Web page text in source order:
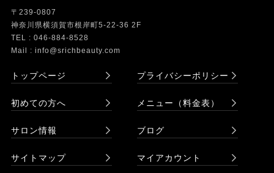
〒239-0807
神奈川県横須賀市根岸町5-22-36 2F
TEL : 046-884-8528
Mail : info@srichbeauty.com
トップページ プライバシーポリシー
初めての方へ メニュー（料金表）
サロン情報 ブログ
サイトマップ マイアカウント